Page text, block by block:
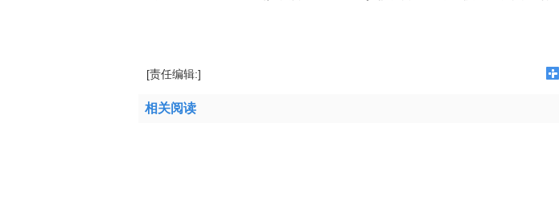
[责任编辑:]
相关阅读